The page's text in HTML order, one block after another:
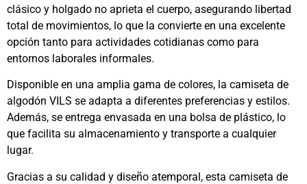
clásico y holgado no aprieta el cuerpo, asegurando libertad
total de movimientos, lo que la convierte en una excelente
opción tanto para actividades cotidianas como para
entornos laborales informales.
Disponible en una amplia gama de colores, la camiseta de
algodón VILS se adapta a diferentes preferencias y estilos.
Además, se entrega envasada en una bolsa de plástico, lo
que facilita su almacenamiento y transporte a cualquier
lugar.
Gracias a su calidad y diseño atemporal, esta camiseta de